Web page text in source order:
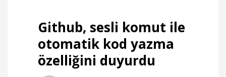
Github, sesli komut ile
otomatik kod yazma
özelliğini duyurdu